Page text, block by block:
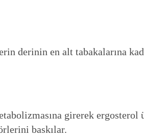
derinin en alt tabakalarına
girerek
baskılar.